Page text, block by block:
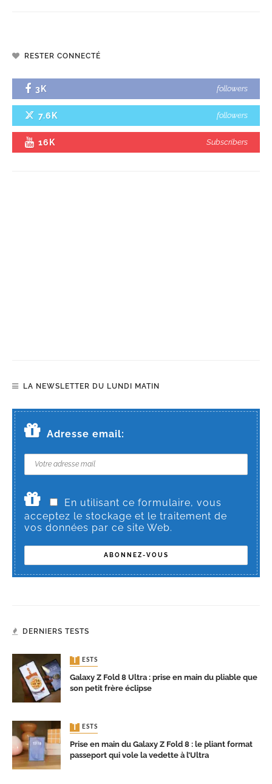
RESTER CONNECTÉ
3K followers
7.6K followers
16K Subscribers
LA NEWSLETTER DU LUNDI MATIN
Adresse email:
En utilisant ce formulaire, vous
acceptez le stockage et le traitement de
vos données par ce site Web.
DERNIERS TESTS
TESTS
Galaxy Z Fold 8 Ultra : prise en main du pliable que
son petit frère éclipse
TESTS
Prise en main du Galaxy Z Fold 8 : le pliant format
passeport qui vole la vedette à l’Ultra